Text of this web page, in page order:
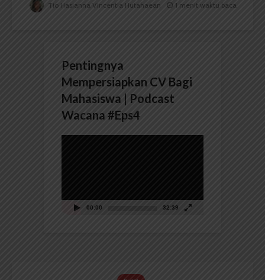
Tio Hasianna Vincentia Hutahaean 1 menit waktu baca
Pentingnya
Mempersiapkan CV Bagi
Mahasiswa | Podcast
Wacana #Eps4
00:00 32:39